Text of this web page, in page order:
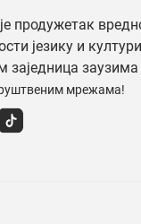
продужетак
језику и
заједница
мрежама!